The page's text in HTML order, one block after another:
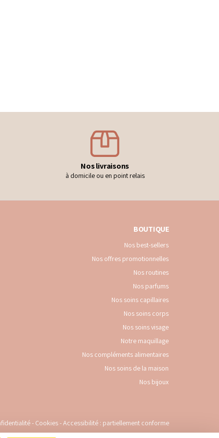
Nos livraisons
à domicile ou en point relais
BOUTIQUE
Nos best-sellers
Nos offres promotionnelles
Nos routines
Nos parfums
Nos soins capillaires
Nos soins corps
Nos soins visage
Notre maquillage
Nos compléments alimentaires
Nos soins de la maison
Nos bijoux
- Cookies-Accessibilité : partiellement conforme